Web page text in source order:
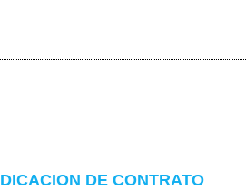
DE CONTRATO